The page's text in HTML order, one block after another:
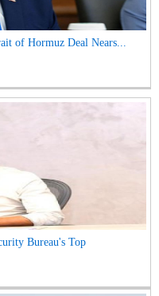
of Hormuz Deal Nears...
Bureau's Top